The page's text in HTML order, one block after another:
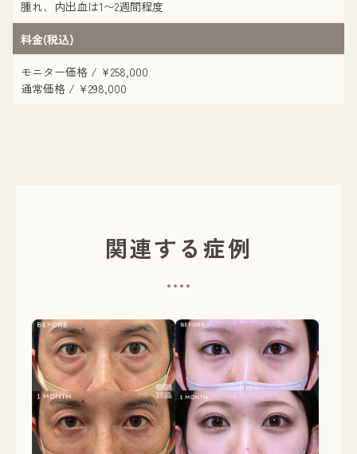
腫れ、内出血は1〜2週間程度
料金(税込)
モニター価格 / ¥258,000
通常価格 / ¥298,000
関連する症例